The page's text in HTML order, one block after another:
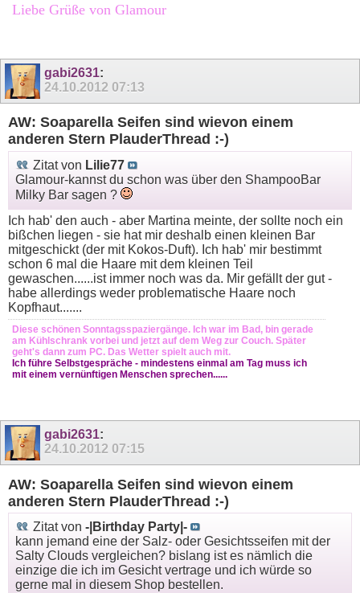
Liebe Grüße von Glamour
gabi2631:
24.10.2012 07:13
AW: Soaparella Seifen sind wievon einem
anderen Stern PlauderThread :-)
Zitat von Lilie77
Glamour-kannst du schon was über den ShampooBar
Milky Bar sagen ?
Ich hab' den auch - aber Martina meinte, der sollte noch ein
bißchen liegen - sie hat mir deshalb einen kleinen Bar
mitgeschickt (der mit Kokos-Duft). Ich hab' mir bestimmt
schon 6 mal die Haare mit dem kleinen Teil
gewaschen......ist immer noch was da. Mir gefällt der gut -
habe allerdings weder problematische Haare noch
Kopfhaut.......
Diese schönen Sonntagsspaziergänge. Ich war im Bad, bin gerade
am Kühlschrank vorbei und jetzt auf dem Weg zur Couch. Später
geht's dann zum PC. Das Wetter spielt auch mit.
Ich führe Selbstgespräche - mindestens einmal am Tag muss ich
mit einem vernünftigen Menschen sprechen......
gabi2631:
24.10.2012 07:15
AW: Soaparella Seifen sind wievon einem
anderen Stern PlauderThread :-)
Zitat von -|Birthday Party|-
kann jemand eine der Salz- oder Gesichtsseifen mit der
Salty Clouds vergleichen? bislang ist es nämlich die
einzige die ich im Gesicht vertrage und ich würde so
gerne mal in diesem Shop bestellen.